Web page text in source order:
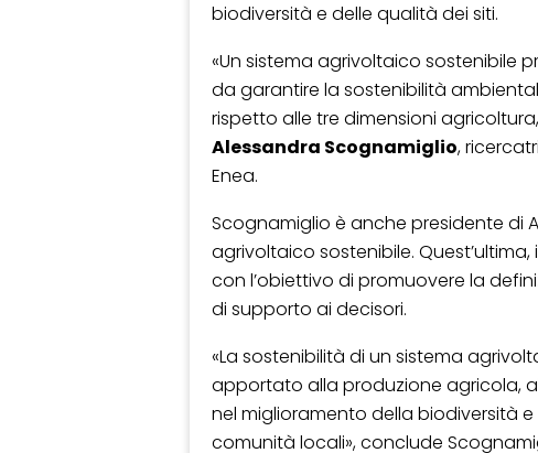
biodiversità e delle qualità dei siti.
«Un sistema agrivoltaico sostenibile
da garantire la sostenibilità
rispetto alle tre dimensioni
Alessandra Scognamiglio,
Enea.
Scognamiglio è anche presidente di
agrivoltaico sostenibile.
con l’obiettivo di promuovere la
di supporto ai decisori.
«La sostenibilità di un sistema
apportato alla produzione agricola,
nel miglioramento della biodiversità
comunità locali», conclude